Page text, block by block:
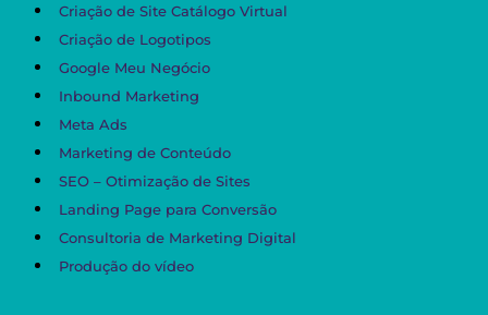
Criação de Site Catálogo Virtual
Criação de Logotipos
Google Meu Negócio
Inbound Marketing
Meta Ads
Marketing de Conteúdo
SEO – Otimização de Sites
Landing Page para Conversão
Consultoria de Marketing Digital
Produção do vídeo